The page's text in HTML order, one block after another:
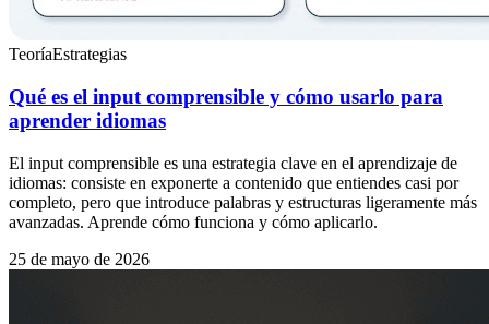
TeoríaEstrategias
Qué es el input comprensible y cómo usarlo para
aprender idiomas
El input comprensible es una estrategia clave en el aprendizaje de
idiomas: consiste en exponerte a contenido que entiendes casi por
completo, pero que introduce palabras y estructuras ligeramente más
avanzadas. Aprende cómo funciona y cómo aplicarlo.
25 de mayo de 2026